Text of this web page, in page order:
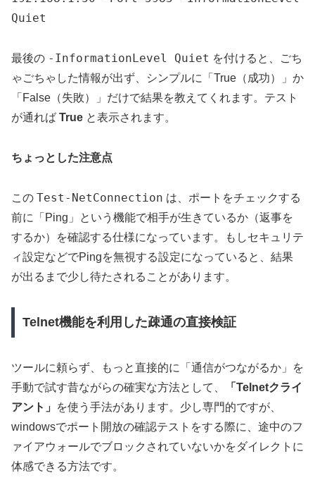
Quiet
最後の -InformationLevel Quiet を付けると、ごち
ゃごちゃした情報が出ず、シンプルに「True（成功）」か
「False（失敗）」だけで結果を教えてくれます。テスト
が通れば True と表示されます。
ちょっとした注意点
この Test-NetConnection は、ポートをチェックする
前に「Ping」という機能で相手が生きているか（返事を
するか）を確認する仕様になっています。もしセキュリテ
ィ設定などでPingを無視する設定になっていると、結果
が出るまで少し待たされることがあります。
Telnet機能を利用した疎通の直接検証
ツールに頼らず、もっと直接的に「通信がつながるか」を
手動で試す昔ながらの確実な方法として、
「Telnetクライ
アント」
を使う手法があります。少し専門的ですが、
windowsでポート開放の確認テストをする際に、途中のフ
ァイアウォールでブロックされていないかをダイレクトに
体感できる方法です。